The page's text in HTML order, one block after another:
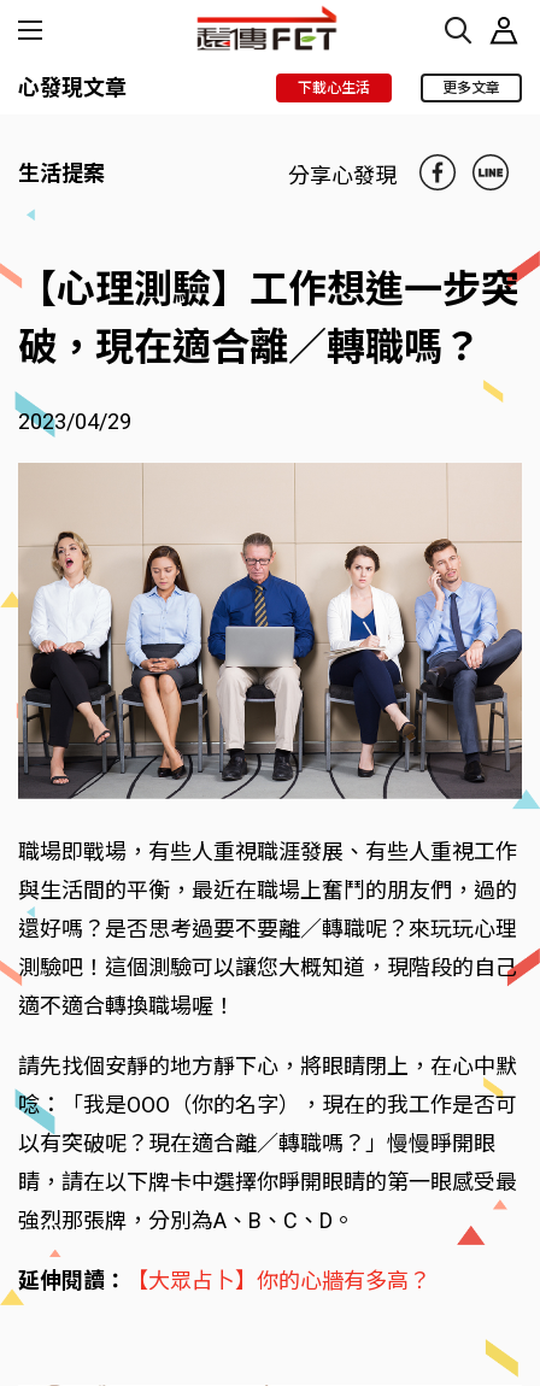
心發現文章 下載心生活 更多文章
生活提案 分享心發現
【心理測驗】工作想進一步突
破，現在適合離／轉職嗎？
2023/04/29
職場即戰場，有些人重視職涯發展、有些人重視工作
與生活間的平衡，最近在職場上奮鬥的朋友們，過的
還好嗎？是否思考過要不要離／轉職呢？來玩玩心理
測驗吧！這個測驗可以讓您大概知道，現階段的自己
適不適合轉換職場喔！
請先找個安靜的地方靜下心，將眼睛閉上，在心中默
唸：「我是OOO（你的名字），現在的我工作是否可
以有突破呢？現在適合離／轉職嗎？」慢慢睜開眼
睛，請在以下牌卡中選擇你睜開眼睛的第一眼感受最
強烈那張牌，分別為A、B、C、D。
延伸閱讀： 【大眾占卜】你的心牆有多高？